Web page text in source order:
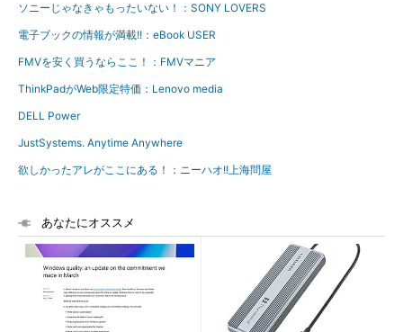
ソニーじゃなきゃもったいない！：SONY LOVERS
電子ブックの情報が満載!!：eBook USER
FMVを安く買うならここ！：FMVマニア
ThinkPadがWeb限定特価：Lenovo media
DELL Power
JustSystems. Anytime Anywhere
欲しかったアレがここにある！：ニーハオ!!上海問屋
あなたにオススメ